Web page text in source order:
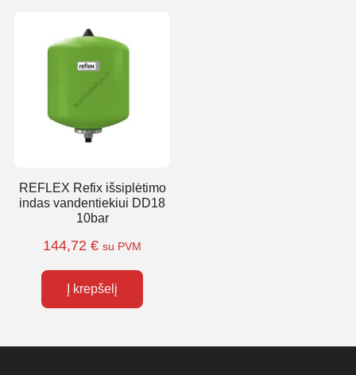
REFLEX Refix išsiplėtimo
indas vandentiekiui DD18
10bar
144,72 € su PVM
Į krepšelį